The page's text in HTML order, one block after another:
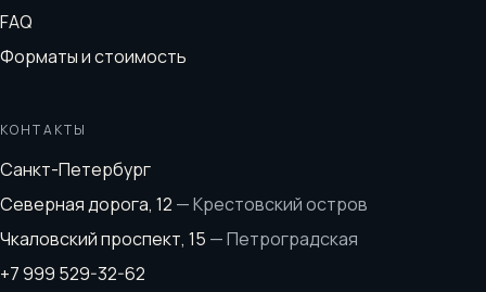
FAQ
Форматы и стоимость
КОНТАКТЫ
Санкт-Петербург
Северная дорога, 12 —Крестовский остров
Чкаловский проспект, 15 —Петроградская
+7 999 529-32-62